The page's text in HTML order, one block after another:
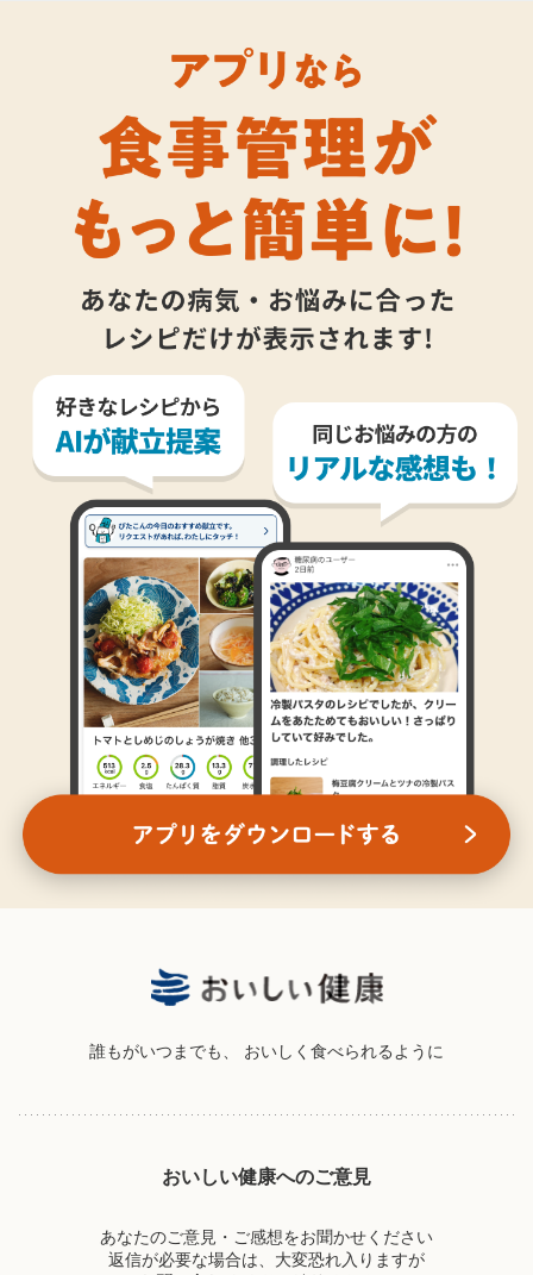
誰もがいつまでも、 おいしく食べられるように
おいしい健康へのご意見
あなたのご意見・ご感想をお聞かせください
返信が必要な場合は、大変恐れ入りますが